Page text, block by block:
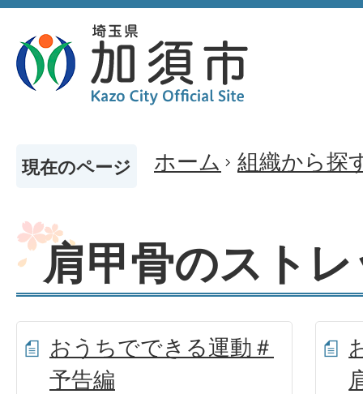
現在のページ ホーム 組織から探
肩甲骨のスト
おうちでできる運動＃
予告編